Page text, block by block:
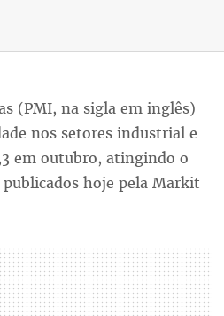
(PMI, na sigla em inglês)
nos setores industrial e
em outubro, atingindo o
hoje pela Markit